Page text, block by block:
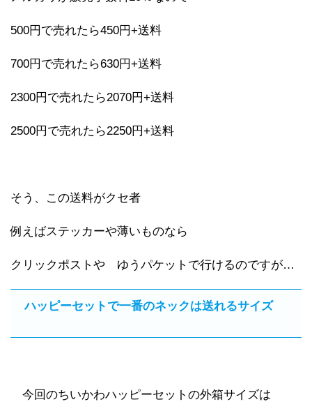
500円で売れたら450円+送料
700円で売れたら630円+送料
2300円で売れたら2070円+送料
2500円で売れたら2250円+送料
そう、この送料がクセ者
例えばステッカーや薄いものなら
クリックポストや ゆうパケットで行けるのですが…
ハッピーセットで一番のネックは送れるサイズ
今回のちいかわハッピーセットの外箱サイズは